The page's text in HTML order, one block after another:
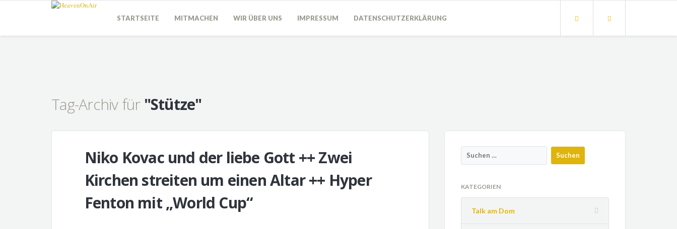
STARTSEITE MITMACHEN WIR ÜBER UNS IMPRESSUM DATENSCHUTZERKLÄRUNG
Tag-Archiv für "Stütze"
Niko Kovac und der liebe Gott ++ Zwei
Kirchen streiten um einen Altar ++ Hyper
Fenton mit „World Cup“
KATEGORIEN
Talk am Dom